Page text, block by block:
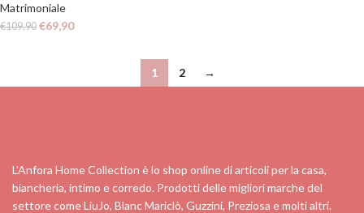
Matrimoniale
€109,90 €69,90
1 2 →
L'Anfora Home Collection è lo shop online di articoli per la casa,
biancheria, intimo e corredo. Prodotti delle migliori marche del
settore come LiuJo, Blanc Mariclò, Guzzini, Preziosa e molti altri.